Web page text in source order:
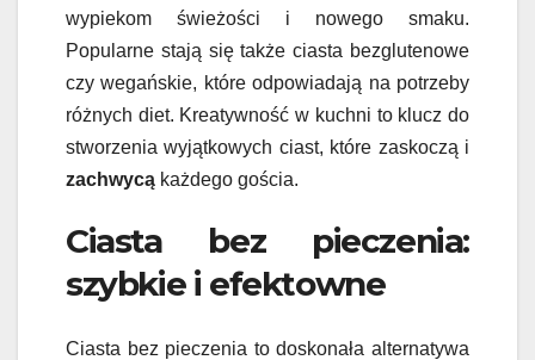
wypiekom świeżości i nowego smaku.
Popularne stają się także ciasta bezglutenowe
czy wegańskie, które odpowiadają na potrzeby
różnych diet. Kreatywność w kuchni to klucz do
stworzenia wyjątkowych ciast, które zaskoczą i
zachwycą każdego gościa.
Ciasta bez pieczenia:
szybkie i efektowne
Ciasta bez pieczenia to doskonała alternatywa